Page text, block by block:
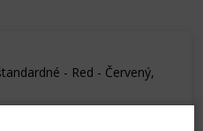
- Red - Červený,